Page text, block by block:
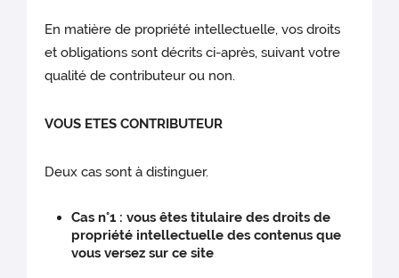
En matière de propriété intellectuelle, vos droits
et obligations sont décrits ci-après, suivant votre
qualité de contributeur ou non.
VOUS ETES CONTRIBUTEUR
Deux cas sont à distinguer.
Cas n°1 : vous êtes titulaire des droits de
propriété intellectuelle des contenus que
vous versez sur ce site